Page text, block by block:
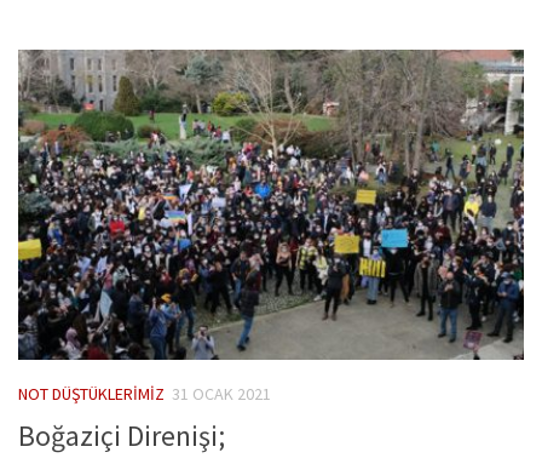
NOT DÜŞTÜKLERIMIZ 31 OCAK 2021
Boğaziçi Direnişi;